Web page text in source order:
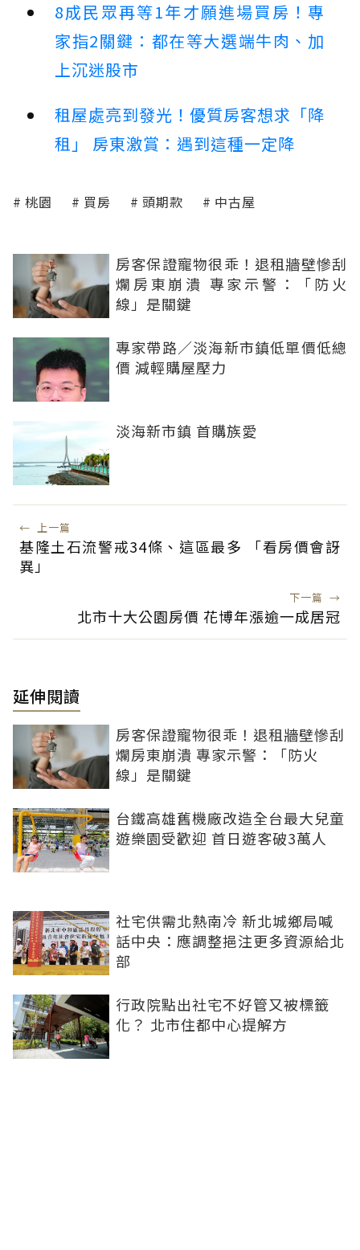
8成民眾再等1年才願進場買房！專
家指2關鍵：都在等大選端牛肉、加
上沉迷股市
租屋處亮到發光！優質房客想求「降
租」 房東激賞：遇到這種一定降
桃園 買房 頭期款 中古屋
房客保證寵物很乖！退租牆壁慘刮
爛房東崩潰 專家示警：「防火
線」是關鍵
專家帶路／淡海新市鎮低單價低總
價 減輕購屋壓力
淡海新市鎮 首購族愛
← 上一篇
基隆土石流警戒34條、這區最多 「看房價會訝
異」
下一篇 →
北市十大公園房價 花博年漲逾一成居冠
延伸閱讀
房客保證寵物很乖！退租牆壁慘刮
爛房東崩潰 專家示警：「防火
線」是關鍵
台鐵高雄舊機廠改造全台最大兒童
遊樂園受歡迎 首日遊客破3萬人
社宅供需北熱南冷 新北城鄉局喊
話中央：應調整挹注更多資源給北
部
行政院點出社宅不好管又被標籤
化？ 北市住都中心提解方